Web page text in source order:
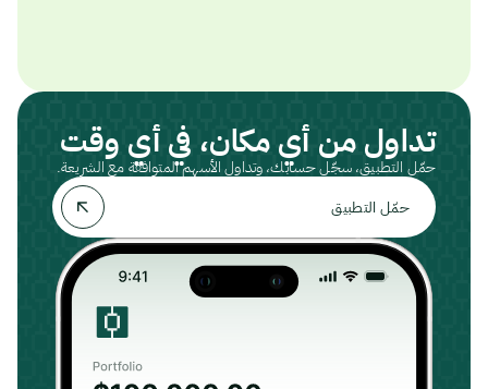
تداول من أي مكان، في أي وقت
حمّل التطبيق، سجّل حسابك، وتداول الأسهم المتوافقة مع الشريعة.
حمّل التطبيق